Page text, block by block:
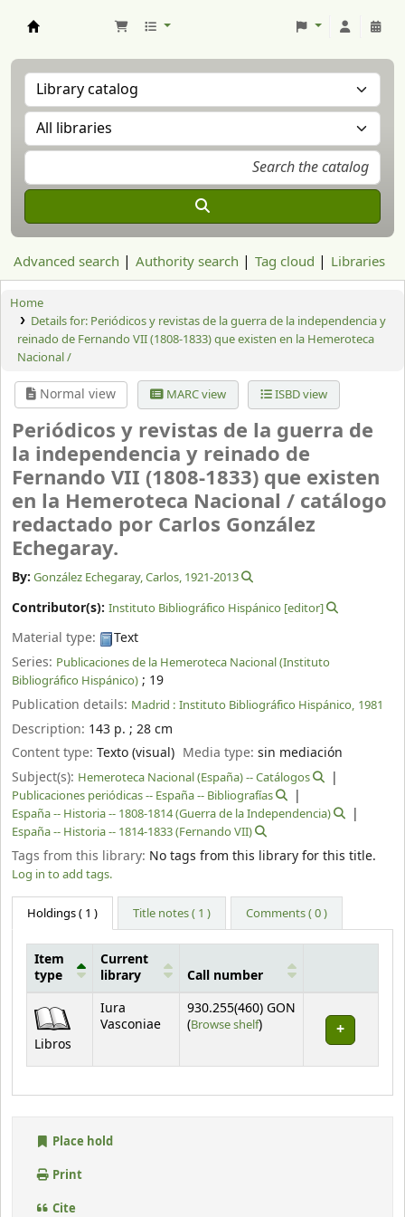
Advanced search Authority search Tag cloud Libraries
Home
Details for: Periódicos y revistas de la guerra de la independencia y
reinado de Fernando VII (1808-1833) que existen en la Hemeroteca
Nacional /
Normal view MARC view ISBD view
Periódicos y revistas de la guerra de
la independencia y reinado de
Fernando VII (1808-1833) que existen
en la Hemeroteca Nacional / catálogo
redactado por Carlos González
Echegaray.
By: González Echegaray, Carlos, 1921-2013
Contributor(s): Instituto Bibliográfico Hispánico [editor]
Material type:
Text
Series: Publicaciones de la Hemeroteca Nacional (Instituto
Bibliográfico Hispánico) ; 19
Publication details: Madrid : Instituto Bibliográfico Hispánico, 1981
Description: 143 p. ; 28 cm
Content type: Texto (visual) Media type:sin mediación
Subject(s): Hemeroteca Nacional (España) -- Catálogos
Publicaciones periódicas -- España -- Bibliografías
España -- Historia -- 1808-1814 (Guerra de la Independencia)
España -- Historia -- 1814-1833 (Fernando VII)
Tags from this library: No tags from this library for this title.
Log in to add tags.
Holdings( 1 ) Title notes ( 1 ) Comments ( 0 )
Item
type
Current
library
Call number
Libros
Iura
Vasconiae
930.255(460) GON
(Browse shelf(Opens below)
)
Place hold
Print
Cite